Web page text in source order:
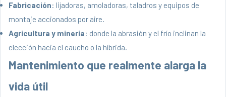
Fabricación: lijadoras, amoladoras, taladros y equipos de
montaje accionados por aire.
Agricultura y minería: donde la abrasión y el frío inclinan la
elección hacia el caucho o la híbrida.
Mantenimiento que realmente alarga la
vida útil